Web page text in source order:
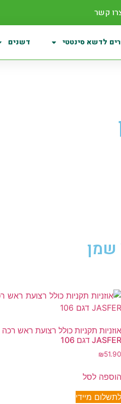
קשר
לדשא סינטטי דשנים
אוזניות תקניות כולל רצועת ראש
JASFER דגם 106
₪51.90
הוספה לסל
לתשלום מיידי